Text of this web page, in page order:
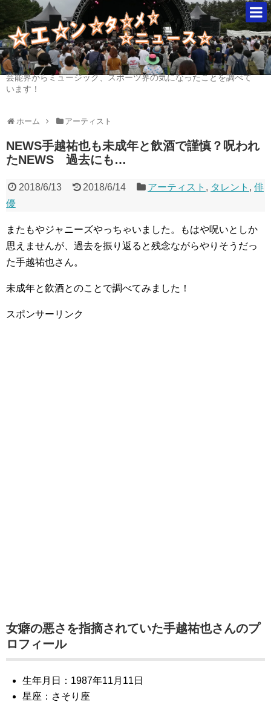
芸能界からミュージック、スポーツ界の気になったことを調べて
います！
ホーム アーティスト
NEWS手越祐也も未成年と飲酒で謹慎？呪われ
たNEWS 過去にも…
2018/6/13 2018/6/14 アーティスト , タレント ,俳
優
またもやジャニーズやっちゃいました。もはや呪いとしか
思えませんが、過去を振り返ると残念ながらやりそうだっ
た手越祐也さん。
未成年と飲酒とのことで調べてみました！
スポンサーリンク
女癖の悪さを指摘されていた手越祐也さんのプ
ロフィール
生年月日：1987年11月11日
星座：さそり座